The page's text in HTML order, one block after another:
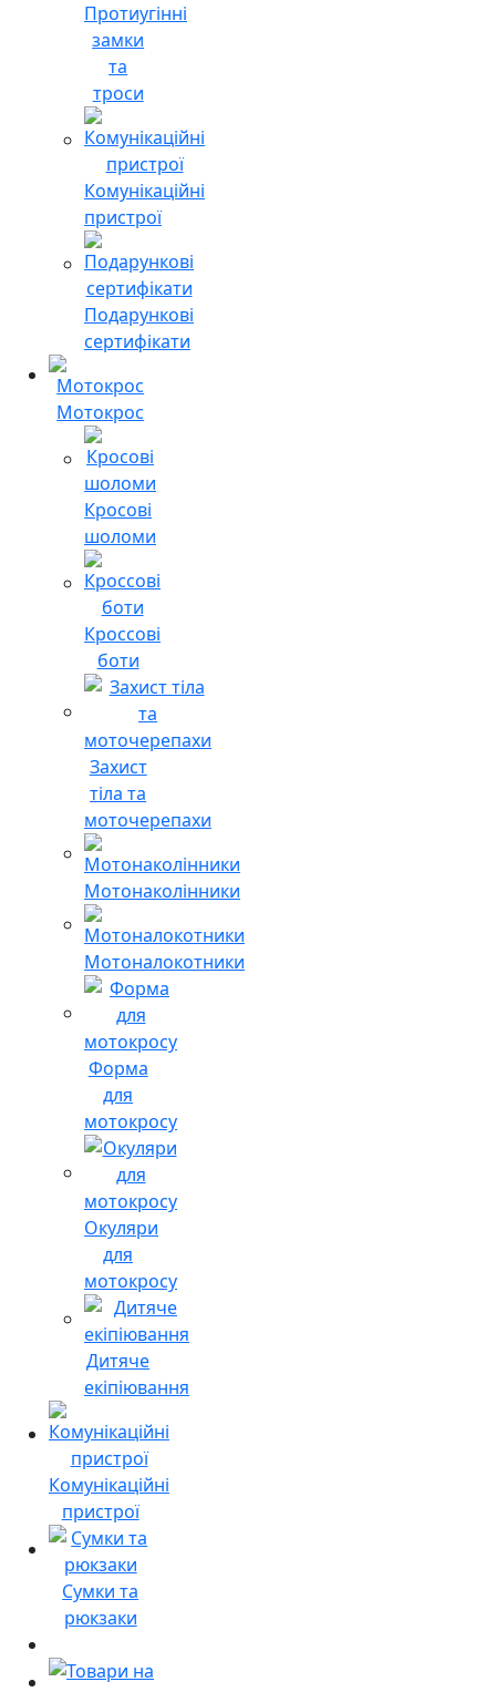
Протиугінні
замки
та
троси
Комунікаційні
пристрої
Подарункові
сертифікати
Мотокрос
Кросові
шоломи
Кроссові
боти
Захист
тіла та
моточерепахи
Мотонаколінники
Мотоналокотники
Форма
для
мотокросу
Окуляри
для
мотокросу
Дитяче
екіпіювання
Комунікаційні
пристрої
Сумки та
рюкзаки